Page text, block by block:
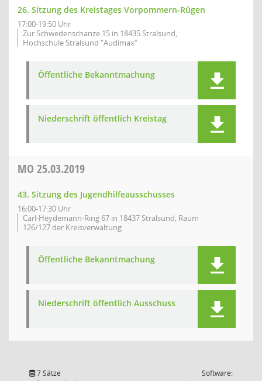
26. Sitzung des Kreistages Vorpommern-Rügen
17:00-19:50 Uhr
Zur Schwedenschanze 15 in 18435 Stralsund,
Hochschule Stralsund "Audimax"
Öffentliche Bekanntmachung
Niederschrift öffentlich Kreistag
MO 25.03.2019
43. Sitzung des Jugendhilfeausschusses
16:00-17:30 Uhr
Carl-Heydemann-Ring 67 in 18437 Stralsund, Raum
126/127 der Kreisverwaltung
Öffentliche Bekanntmachung
Niederschrift öffentlich Ausschuss
7 Sätze
Software: